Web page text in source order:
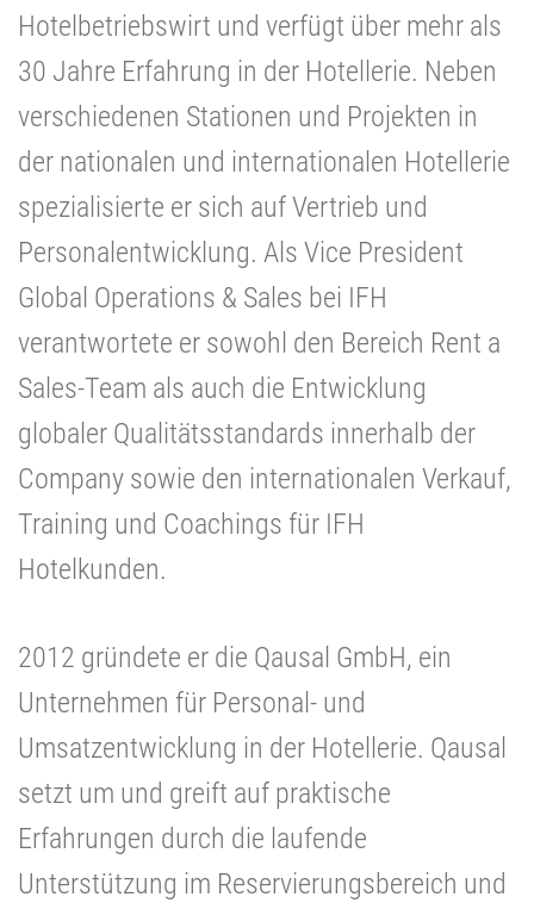
Hotelbetriebswirt und verfügt über mehr als
30 Jahre Erfahrung in der Hotellerie. Neben
verschiedenen Stationen und Projekten in
der nationalen und internationalen Hotellerie
spezialisierte er sich auf Vertrieb und
Personalentwicklung. Als Vice President
Global Operations & Sales bei IFH
verantwortete er sowohl den Bereich Rent a
Sales-Team als auch die Entwicklung
globaler Qualitätsstandards innerhalb der
Company sowie den internationalen Verkauf,
Training und Coachings für IFH
Hotelkunden.
2012 gründete er die Qausal GmbH, ein
Unternehmen für Personal- und
Umsatzentwicklung in der Hotellerie. Qausal
setzt um und greift auf praktische
Erfahrungen durch die laufende
Unterstützung im Reservierungsbereich und